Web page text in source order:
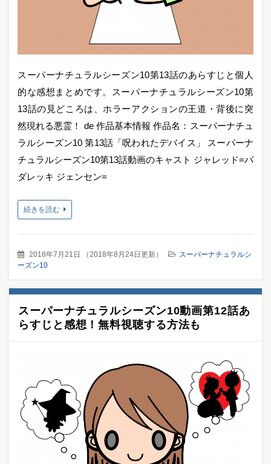
スーパーナチュラルシーズン10第13話のあらすじと個人
的な感想まとめです。スーパーナチュラルシーズン10第
13話の見どころは、ホラーアクションの王道・背後に突
然現れる悪霊！ de 作品基本情報 作品名：スーパーナチュ
ラルシーズン10 第13話「呪われたデバイス」 スーパーナ
チュラルシーズン10第13話動画のキャスト ジャレッド=パ
ダレッキ ジェンセン=
続きを読む
2018年7月21日 （2018年8月24日更新）
スーパーナチュラルシ
ーズン10
スーパーナチュラルシーズン10動画第12話あ
らすじと感想！無料視聴する方法も